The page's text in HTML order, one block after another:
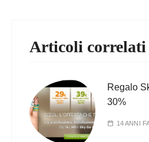
Articoli correlati
Regalo
30%
14 ANNI